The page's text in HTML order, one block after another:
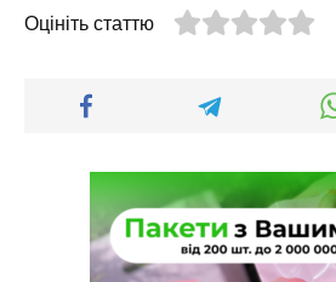
Оцініть статтю